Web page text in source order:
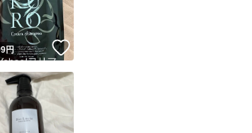
ーザーは他フリマサービスでの取引実績があります
、発送を保証しているものではありません
ユーザーは高頻度で24時間以内＆設定した発送日数内に発送してい
出品ページへ
キャンセル
！円 いいね！